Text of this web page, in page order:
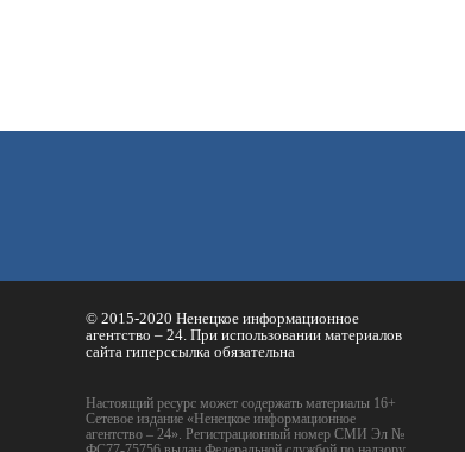
© 2015-2020 Ненецкое информационное
агентство – 24. При использовании материалов
сайта гиперссылка обязательна
Настоящий ресурс может содержать материалы 16+
Сетевое издание «Ненецкое информационное
агентство – 24». Регистрационный номер СМИ Эл №